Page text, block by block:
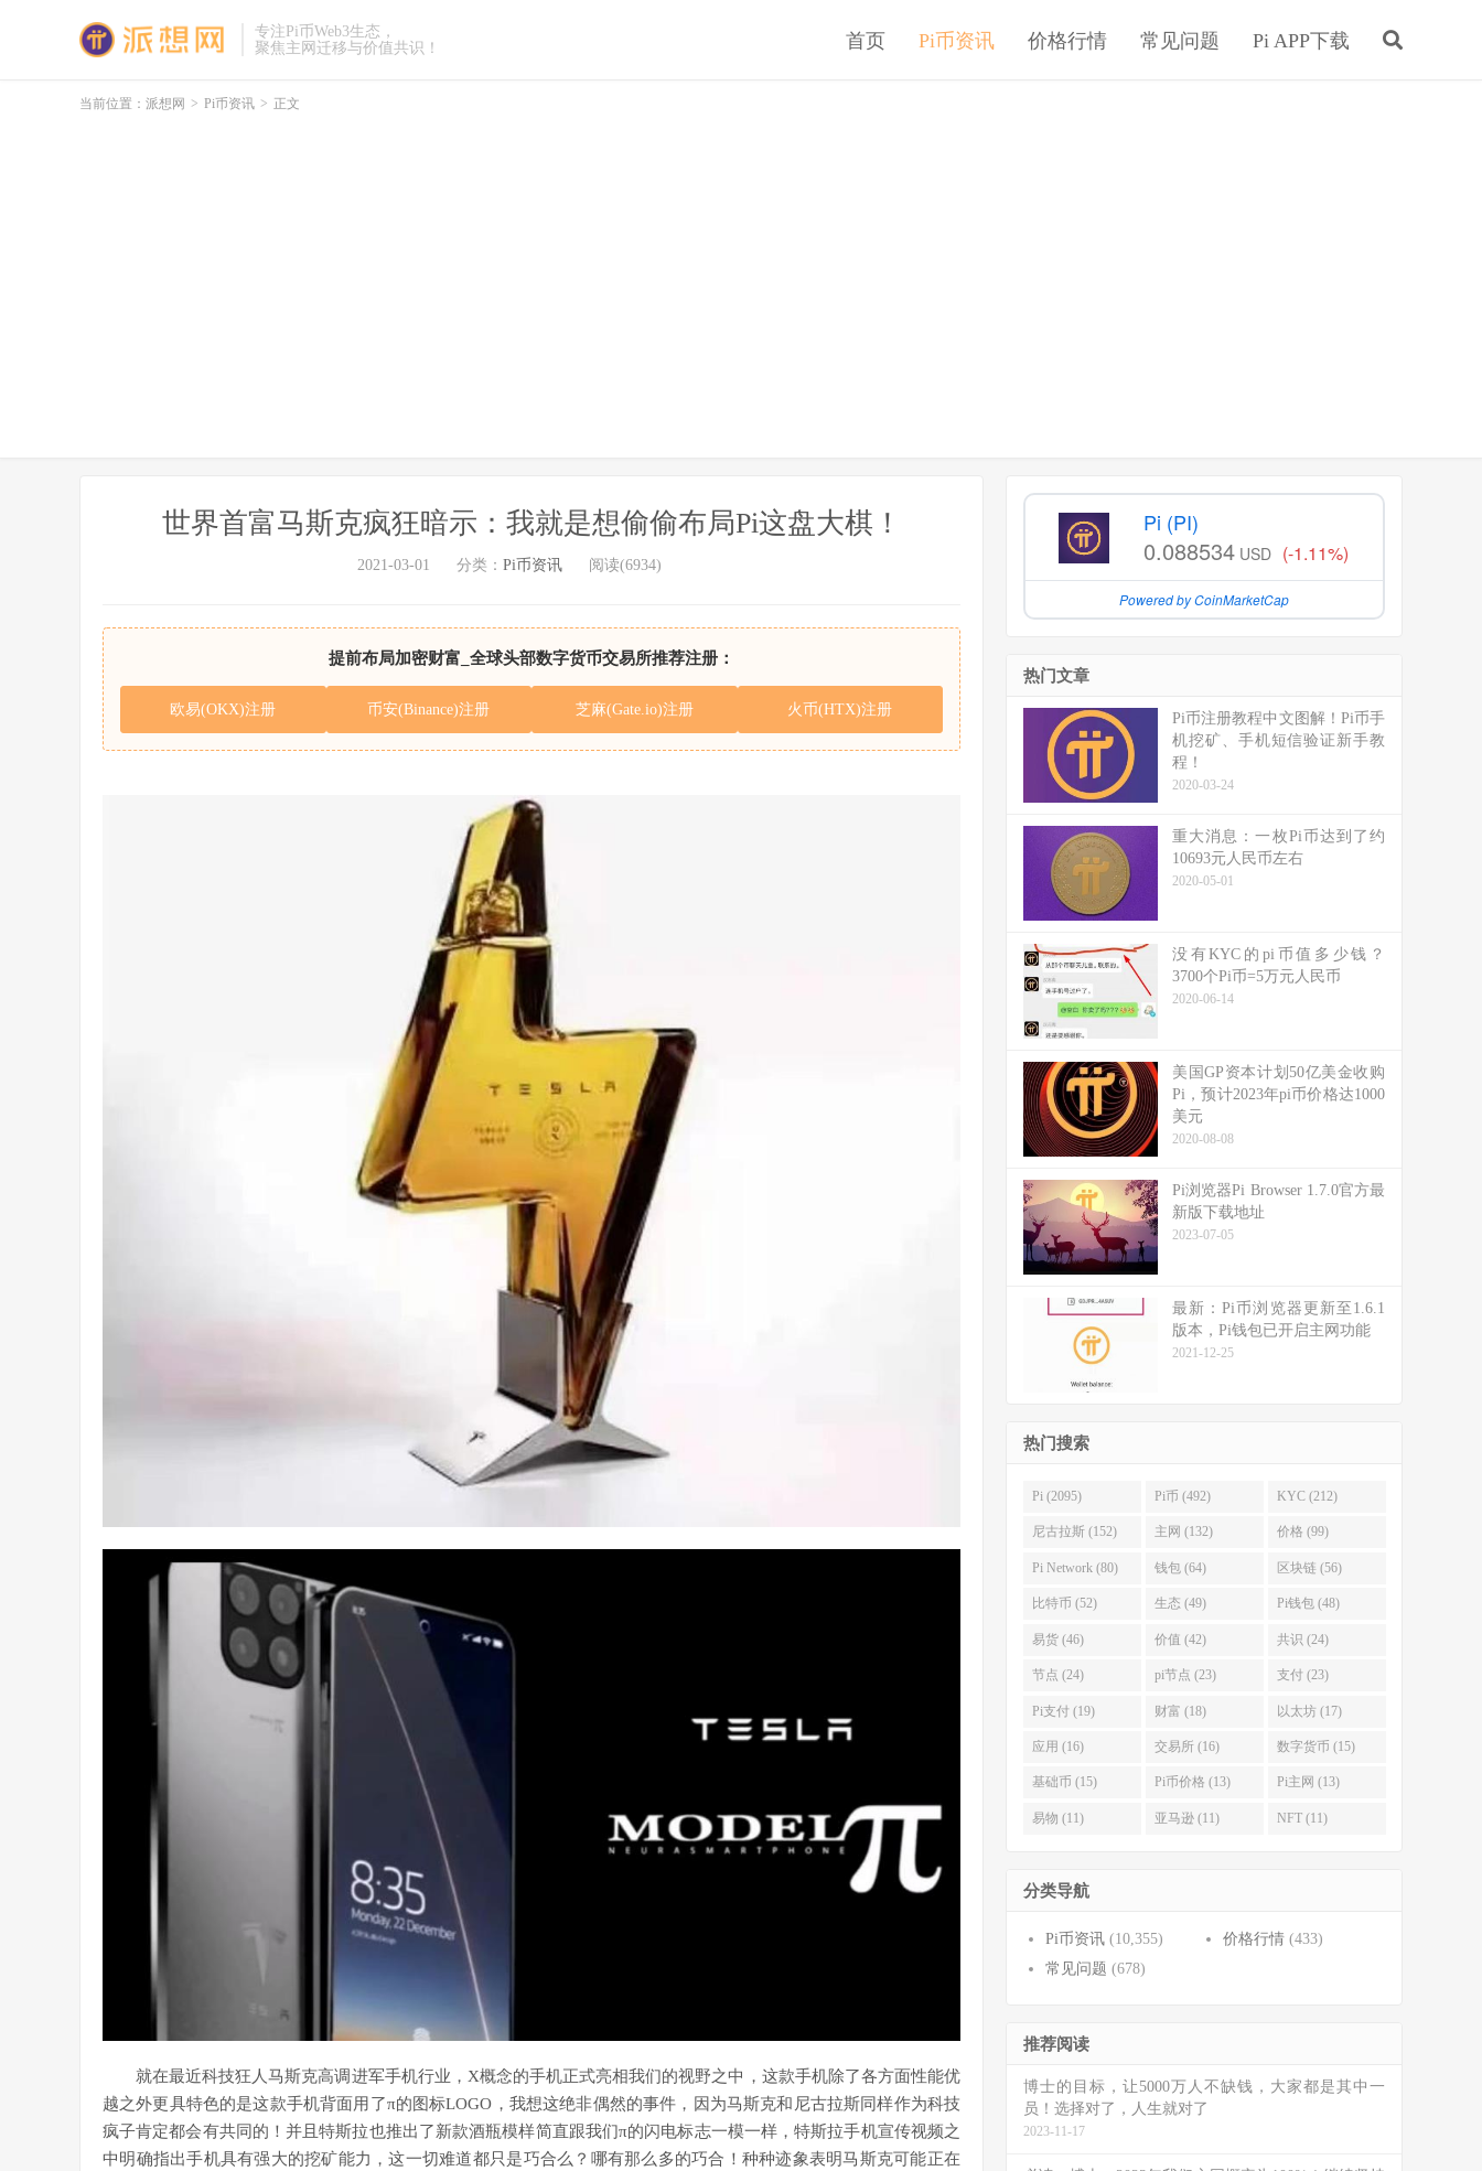
专注Pi币Web3生态，
聚焦主网迁移与价值共识！
首页 Pi币资讯 价格行情 常见问题 Pi APP下载
当前位置： 派想网 > Pi币资讯 > 正文
世界首富马斯克疯狂暗示：我就是想偷偷布局Pi这盘大棋！
2021-03-01 分类： Pi币资讯 阅读(6934)
提前布局加密财富_全球头部数字货币交易所推荐注册：
欧易(OKX)注册 币安(Binance)注册 芝麻(Gate.io)注册 火币(HTX)注册
就在最近科技狂人马斯克高调进军手机行业，X概念的手机正式亮相我们的视野之中，这款手机除了各方面性能优
越之外更具特色的是这款手机背面用了π的图标LOGO，我想这绝非偶然的事件，因为马斯克和尼古拉斯同样作为科技
疯子肯定都会有共同的！并且特斯拉也推出了新款酒瓶模样简直跟我们π的闪电标志一模一样，特斯拉手机宣传视频之
中明确指出手机具有强大的挖矿能力，这一切难道都只是巧合么？哪有那么多的巧合！种种迹象表明马斯克可能正在
Pi (PI)
0.088534 USD (-1.11%)
Powered by CoinMarketCap
热门文章
Pi币注册教程中文图解！Pi币手
机挖矿、手机短信验证新手教
程！
2020-03-24
重大消息：一枚Pi币达到了约
10693元人民币左右
2020-05-01
没有KYC的pi币值多少钱？
3700个Pi币=5万元人民币
2020-06-14
美国GP资本计划50亿美金收购
Pi，预计2023年pi币价格达1000
美元
2020-08-08
Pi浏览器Pi Browser 1.7.0官方最
新版下载地址
2023-07-05
最新：Pi币浏览器更新至1.6.1
版本，Pi钱包已开启主网功能
2021-12-25
热门搜索
Pi (2095) Pi币 (492) KYC (212)
尼古拉斯 (152) 主网 (132) 价格 (99)
Pi Network (80) 钱包 (64) 区块链 (56)
比特币 (52) 生态 (49) Pi钱包 (48)
易货 (46) 价值 (42) 共识 (24)
节点 (24) pi节点 (23) 支付 (23)
Pi支付 (19) 财富 (18) 以太坊 (17)
应用 (16) 交易所 (16) 数字货币 (15)
基础币 (15) Pi币价格 (13) Pi主网 (13)
易物 (11) 亚马逊 (11) NFT (11)
分类导航
Pi币资讯 (10,355) 价格行情 (433)
常见问题 (678)
推荐阅读
博士的目标，让5000万人不缺钱，大家都是其中一
员！选择对了，人生就对了
2023-11-17